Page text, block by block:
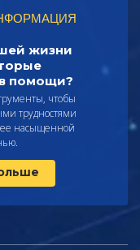
жизни
помощи?
чтобы
трудностями
насыщенной